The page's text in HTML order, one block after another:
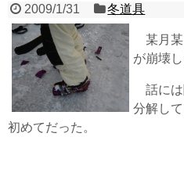
2009/1/31 冬道具
某月某
が崩壊し
話には
分解し
初めてだった。